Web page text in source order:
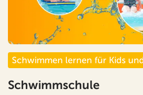
Schwimmen lernen für Kids
Schwimmschule